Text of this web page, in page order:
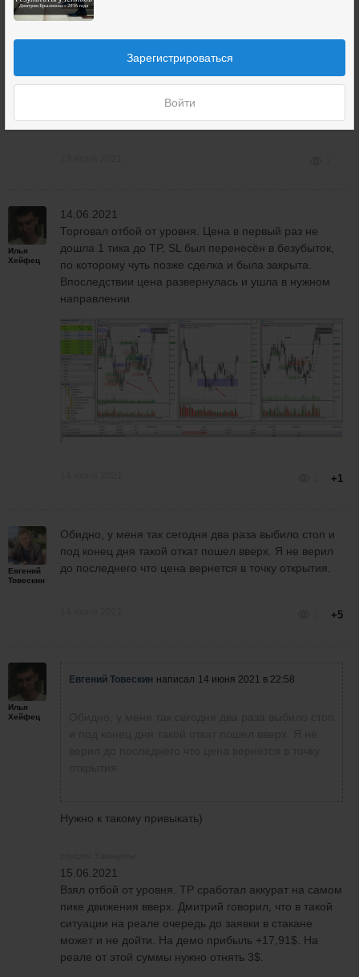
Зарегистрироваться
Войти
Илья
Хейфец
14.06.2021
Торговал отбой от уровня. Цена в первый раз не
дошла 1 тика до TP, SL был перенесён в безубыток,
по которому чуть позже сделка и была закрыта.
Впоследствии цена развернулась и ушла в нужном
направлении.
+1
Евгений
Товескин
Обидно, у меня так сегодня два раза выбило стоп и
под конец дня такой откат пошел вверх. Я не верил
до последнего что цена вернется в точку открытия.
+5
Илья
Хейфец
Евгений Товескин написал 14 июня 2021 в 22:58
Нужно к такому привыкать)
15.06.2021
Взял отбой от уровня. TP сработал аккурат на самом
пике движения вверх. Дмитрий говорил, что в такой
ситуации на реале очередь до заявки в стакане
может и не дойти. На демо прибыль +17,91$. На
реале от этой суммы нужно отнять 3$.